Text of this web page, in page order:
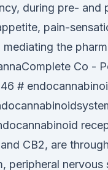
during pre- and
pain-
mediating the
Co -
#
CB2, are
peripheral nervous